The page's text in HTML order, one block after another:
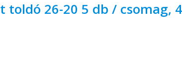
toldó 26-20 5 db / csomag,